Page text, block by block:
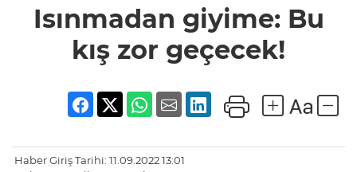
Isınmadan giyime: Bu
kış zor geçecek!
Haber Giriş Tarihi: 11.09.2022 13:01